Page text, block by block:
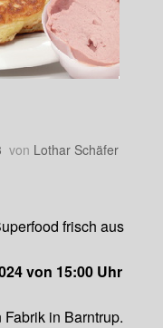
von Lothar Schäfer
frisch aus
von 15:00 Uhr
Fabrik in Barntrup.